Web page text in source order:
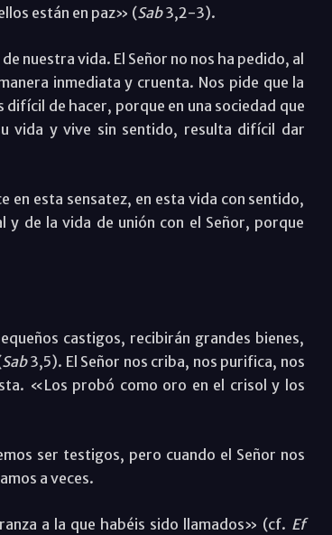
están en paz» (Sab3,2-3).
nuestra vida. El Señor no nos ha pedido, al
inmediata y cruenta. Nos pide que la
de hacer, porque en una sociedad que
vida y vive sin sentido, resulta difícil dar
en esta sensatez, en esta vida con sentido,
y de la vida de unión con el Señor, porque
castigos, recibirán grandes bienes,
Sab3,5). El Señor nos criba, nos purifica, nos
«Los probó como oro en el crisol y los
ser testigos, pero cuando el Señor nos
a veces.
a la que habéis sido llamados» (cf. Ef